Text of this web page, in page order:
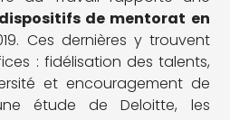
de mentorat en
Ces dernières y trouvent
: fidélisation des talents,
et encouragement de
étude de Deloitte, les